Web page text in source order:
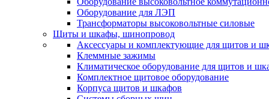
Оборудование для ЛЭП
Трансформаторы высоковольтные силовые
Щиты и шкафы, шинопровод
Аксессуары и комплектующие для щитов и
Клеммные зажимы
Климатическое оборудование для щитов и
Комплектное щитовое оборудование
Корпуса щитов и шкафов